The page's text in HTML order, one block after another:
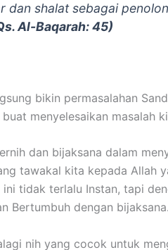
dan shalat sebagai
Al-Baqarah: 45)
bikin permasalahan
menyelesaikan masalah
dan bijaksana dalam
tawakal kita kepada Allah
tidak terlalu Instan, tapi
Bertumbuh dengan bijaksana.
nih yang cocok untuk